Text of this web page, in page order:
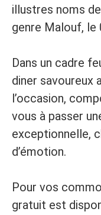
illustres noms
genre Malouf,
Dans un cadre
diner savoureux
l’occasion,
vous à passer
exceptionnelle,
d’émotion.
Pour vos
gratuit est